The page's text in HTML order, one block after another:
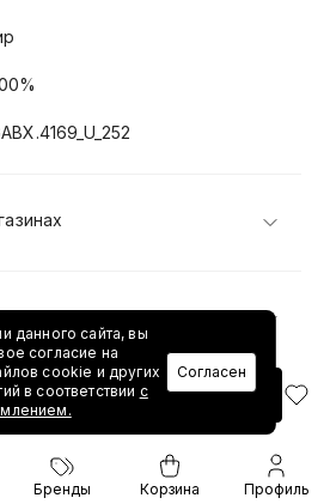
в корзину
данного сайта, вы
согласие на
cookie и других
в соответствии с
Согласен
Бренды Корзина Профиль